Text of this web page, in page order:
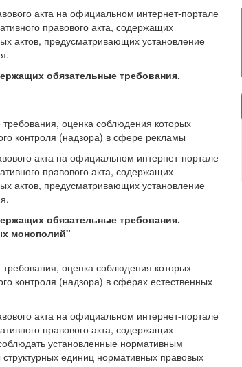
акта на официальном интернет-портале
правового акта, содержащих
актов, предусматривающих установление
обязательные требования.
оценка соблюдения которых
контроля (надзора) в сфере рекламы
акта на официальном интернет-портале
правового акта, содержащих
актов, предусматривающих установление
обязательные требования.
монополий"
оценка соблюдения которых
контроля (надзора) в сферах естественных
акта на официальном интернет-портале
правового акта, содержащих
установленные нормативным
единиц нормативных правовых